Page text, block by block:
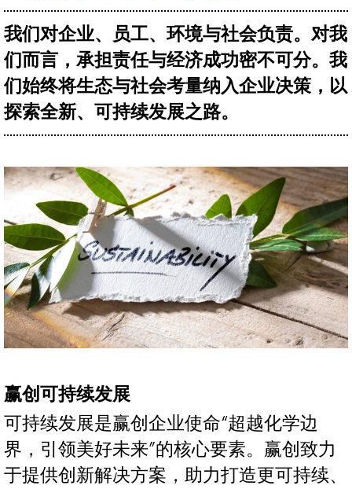
我们对企业、员工、环境与社会负责。对我
们而言，承担责任与经济成功密不可分。我
们始终将生态与社会考量纳入企业决策，以
探索全新、可持续发展之路。
赢创可持续发展
可持续发展是赢创企业使命“超越化学边
界，引领美好未来”的核心要素。赢创致力
于提供创新解决方案，助力打造更可持续、